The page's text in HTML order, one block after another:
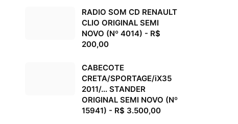
RADIO SOM CD RENAULT
CLIO ORIGINAL SEMI
NOVO (Nº 4014) - R$
200,00
CABECOTE
CRETA/SPORTAGE/iX35
2011/... STANDER
ORIGINAL SEMI NOVO (Nº
15941) - R$ 3.500,00